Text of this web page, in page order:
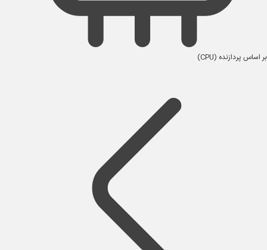
بر اساس پردازنده (CPU)